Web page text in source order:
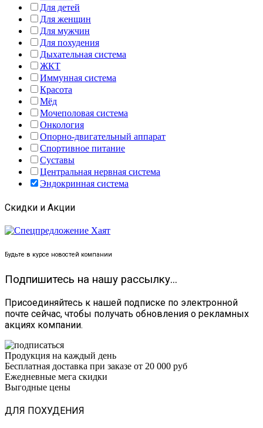
Для детей
Для женщин
Для мужчин
Для похудения
Дыхательная система
ЖКТ
Иммунная система
Красота
Мёд
Мочеполовая система
Онкология
Опорно-двигательный аппарат
Спортивное питание
Суставы
Центральная нервная система
Эндокринная система
Скидки и Акции
Будьте в курсе новостей компании
Подпишитесь на нашу рассылку...
Присоединяйтесь к нашей подписке по электронной
почте сейчас, чтобы получать обновления о рекламных
акциях компании.
Продукция на каждый день
Бесплатная доставка при заказе от 20 000 руб
Ежедневные мега скидки
Выгодные цены
ДЛЯ ПОХУДЕНИЯ